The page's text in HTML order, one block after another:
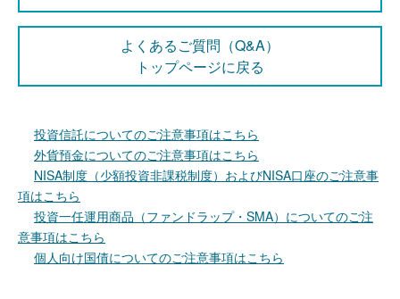
よくあるご質問（Q&A）
トップページに戻る
投資信託についてのご注意事項はこちら
外貨預金についてのご注意事項はこちら
NISA制度（少額投資非課税制度）およびNISA口座のご注意事
項はこちら
投資一任運用商品（ファンドラップ・SMA）についてのご注
意事項はこちら
個人向け国債についてのご注意事項はこちら